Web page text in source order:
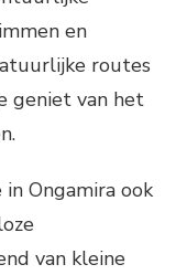
en
routes
geniet van het
Ongamira ook
van kleine